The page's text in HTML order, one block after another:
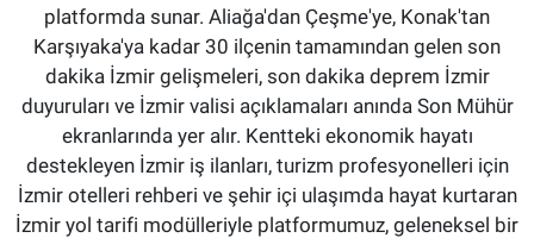
platformda sunar. Aliağa'dan Çeşme'ye, Konak'tan
Karşıyaka'ya kadar 30 ilçenin tamamından gelen son
dakika İzmir gelişmeleri, son dakika deprem İzmir
duyuruları ve İzmir valisi açıklamaları anında Son Mühür
ekranlarında yer alır. Kentteki ekonomik hayatı
destekleyen İzmir iş ilanları, turizm profesyonelleri için
İzmir otelleri rehberi ve şehir içi ulaşımda hayat kurtaran
İzmir yol tarifi modülleriyle platformumuz, geleneksel bir